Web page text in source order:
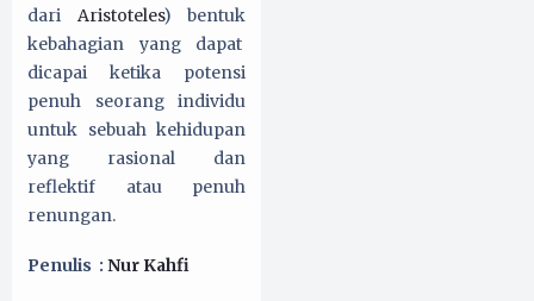
dari Aristoteles) bentuk
kebahagian yang dapat
dicapai ketika potensi
penuh seorang individu
untuk sebuah kehidupan
yang rasional dan
reflektif atau penuh
renungan.
Penulis : Nur Kahfi